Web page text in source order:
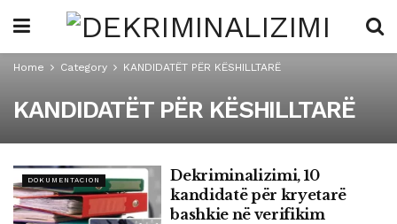
Home Category KANDIDATËT PËR KËSHILLTARË
KANDIDATËT PËR KËSHILLTARË
DOKUMENTACION
Dekriminalizimi, 10
kandidatë për kryetarë
bashkie në verifikim